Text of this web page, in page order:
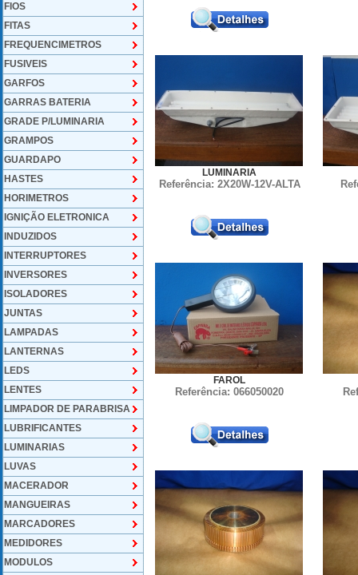
FIOS
FITAS
FREQUENCIMETROS
FUSIVEIS
GARFOS
GARRAS BATERIA
GRADE P/LUMINARIA
GRAMPOS
GUARDAPO
HASTES
HORIMETROS
IGNIÇÃO ELETRONICA
INDUZIDOS
INTERRUPTORES
INVERSORES
ISOLADORES
JUNTAS
LAMPADAS
LANTERNAS
LEDS
LENTES
LIMPADOR DE PARABRISA
LUBRIFICANTES
LUMINARIAS
LUVAS
MACERADOR
MANGUEIRAS
MARCADORES
MEDIDORES
MODULOS
LUMINARIA
Referência: 2X20W-12V-ALTA
FAROL
Referência: 066050020